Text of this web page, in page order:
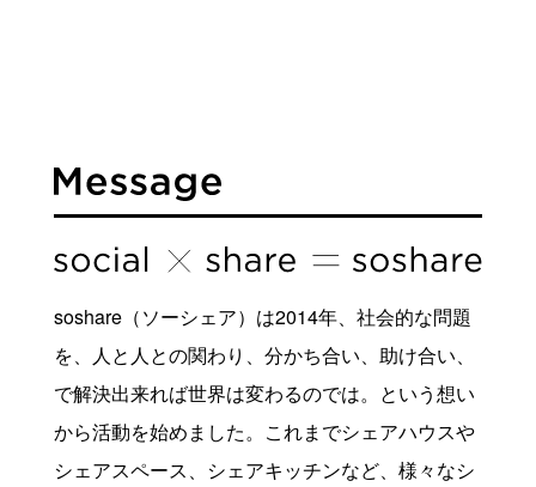
soshare（ソーシェア）は2014年、社会的な問題
を、人と人との関わり、分かち合い、助け合い、
で解決出来れば世界は変わるのでは。という想い
から活動を始めました。これまでシェアハウスや
シェアスペース、シェアキッチンなど、様々なシ